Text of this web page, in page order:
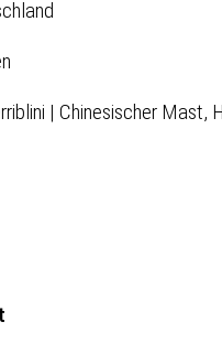
| Chinesischer Mast,